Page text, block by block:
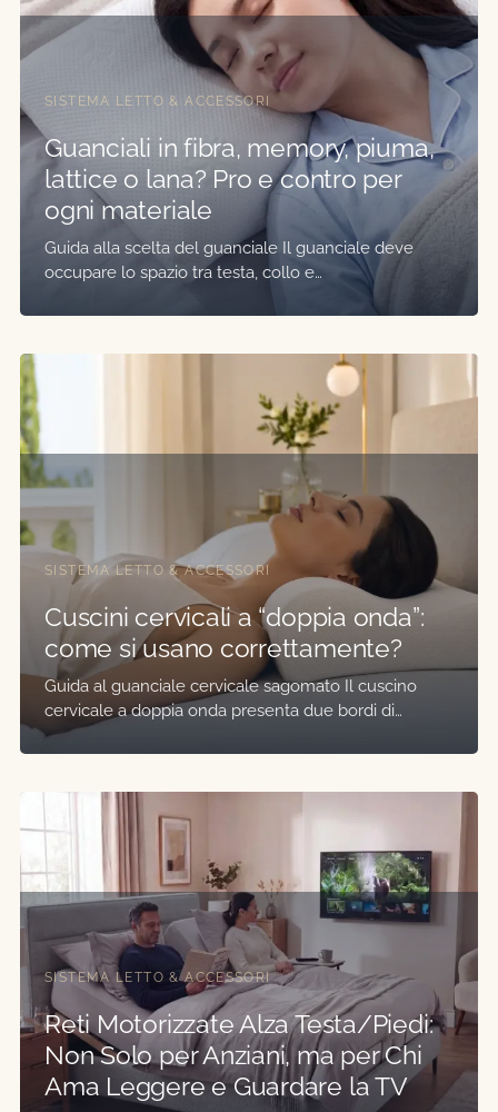
Nessun prodotto nel carrello.
SISTEMA LETTO & ACCESSORI
Guanciali in fibra, memory, piuma,
lattice o lana? Pro e contro per
ogni materiale
Guida alla scelta del guanciale Il guanciale deve
occupare lo spazio tra testa, collo e…
SISTEMA LETTO & ACCESSORI
Cuscini cervicali a “doppia onda”:
come si usano correttamente?
Guida al guanciale cervicale sagomato Il cuscino
cervicale a doppia onda presenta due bordi di…
SISTEMA LETTO & ACCESSORI
Reti Motorizzate Alza Testa/Piedi:
Non Solo per Anziani, ma per Chi
Ama Leggere e Guardare la TV